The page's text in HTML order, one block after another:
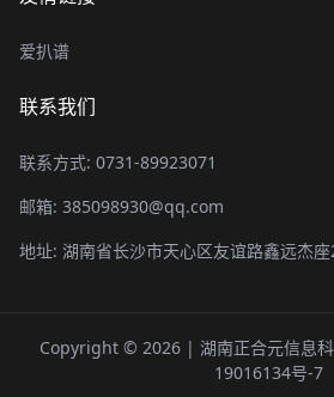
爱扒谱
联系我们
联系方式: 0731-89923071
邮箱: 385098930@qq.com
地址: 湖南省长沙市天心区友谊路鑫远杰
Copyright © 2026 | 湖南正合元信息
19016134号-7